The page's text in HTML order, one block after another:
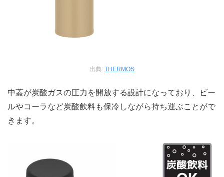
出典: THERMOS
中蓋が炭酸ガスの圧力を開放する設計になっており、ビー
ルやコーラなど炭酸飲料も保冷しながら持ち運ぶことがで
きます。